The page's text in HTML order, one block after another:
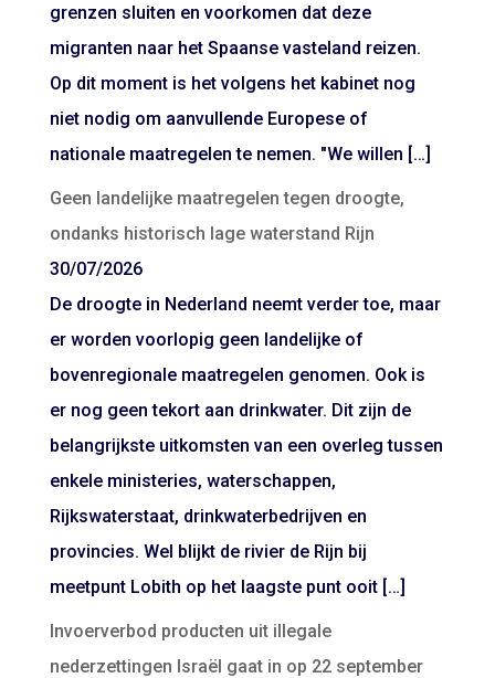
grenzen sluiten en voorkomen dat deze
migranten naar het Spaanse vasteland reizen.
Op dit moment is het volgens het kabinet nog
niet nodig om aanvullende Europese of
nationale maatregelen te nemen. "We willen […]
Geen landelijke maatregelen tegen droogte,
ondanks historisch lage waterstand Rijn
30/07/2026
De droogte in Nederland neemt verder toe, maar
er worden voorlopig geen landelijke of
bovenregionale maatregelen genomen. Ook is
er nog geen tekort aan drinkwater. Dit zijn de
belangrijkste uitkomsten van een overleg tussen
enkele ministeries, waterschappen,
Rijkswaterstaat, drinkwaterbedrijven en
provincies. Wel blijkt de rivier de Rijn bij
meetpunt Lobith op het laagste punt ooit […]
Invoerverbod producten uit illegale
nederzettingen Israël gaat in op 22 september